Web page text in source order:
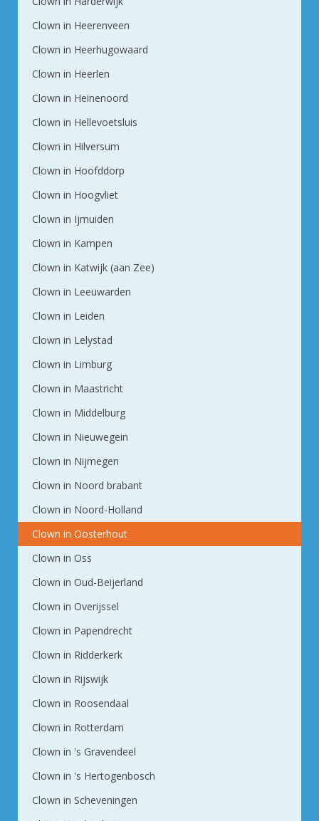
Clown in Heerenveen
Clown in Heerhugowaard
Clown in Heerlen
Clown in Heinenoord
Clown in Hellevoetsluis
Clown in Hilversum
Clown in Hoofddorp
Clown in Hoogvliet
Clown in Ijmuiden
Clown in Kampen
Clown in Katwijk (aan Zee)
Clown in Leeuwarden
Clown in Leiden
Clown in Lelystad
Clown in Limburg
Clown in Maastricht
Clown in Middelburg
Clown in Nieuwegein
Clown in Nijmegen
Clown in Noord brabant
Clown in Noord-Holland
Clown in Oosterhout
Clown in Oss
Clown in Oud-Beijerland
Clown in Overijssel
Clown in Papendrecht
Clown in Ridderkerk
Clown in Rijswijk
Clown in Roosendaal
Clown in Rotterdam
Clown in 's Gravendeel
Clown in 's Hertogenbosch
Clown in Scheveningen